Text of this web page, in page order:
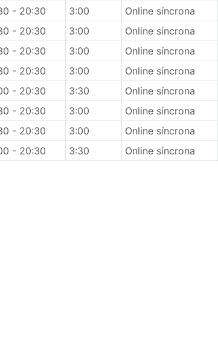
- 20:30 3:00
Online síncrona
- 20:30 3:00
Online síncrona
- 20:30 3:00
Online síncrona
- 20:30 3:00
Online síncrona
- 20:30 3:30
Online síncrona
- 20:30 3:00
Online síncrona
- 20:30 3:00
Online síncrona
- 20:30 3:30 Online síncrona